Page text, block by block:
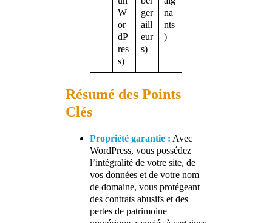
W
or
dP
res
s)
ger
aill
eur
s)
na
nts
)
Résumé des Points
Clés
Propriété garantie : Avec
WordPress, vous possédez
l’intégralité de votre site, de
vos données et de votre nom
de domaine, vous protégeant
des contrats abusifs et des
pertes de patrimoine